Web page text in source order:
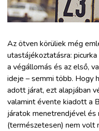
ZÖLDÚT
BLOG
ARCHÍVUM
WEBSHOP
Az ötven körüliek még
utastájékoztatásra:
a végállomás és az első,
ideje – semmi több. Hogy
adott járat, ezt alapjában
valamint évente kiadott a
járatok menetrendjével és
(természetesen) nem volt